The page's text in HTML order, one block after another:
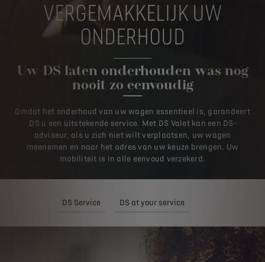
VERGEMAKKELIJK UW
ONDERHOUD
Uw DS laten onderhouden was nog
nooit zo eenvoudig
Omdat het onderhoud van uw wagen essentieel is, garandeert
DS u een uitstekende service. Met DS Valet kan een DS-
adviseur, als u zich niet wilt verplaatsen, uw wagen
meenemen en naar het adres van uw keuze brengen. Uw
mobiliteit is in alle eenvoud verzekerd.
DS Service DS at your service